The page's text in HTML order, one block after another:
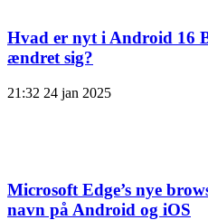
Hvad er nyt i Android 16
ændret sig?
21:32 24 jan 2025
Microsoft Edge’s nye
navn på Android og iOS